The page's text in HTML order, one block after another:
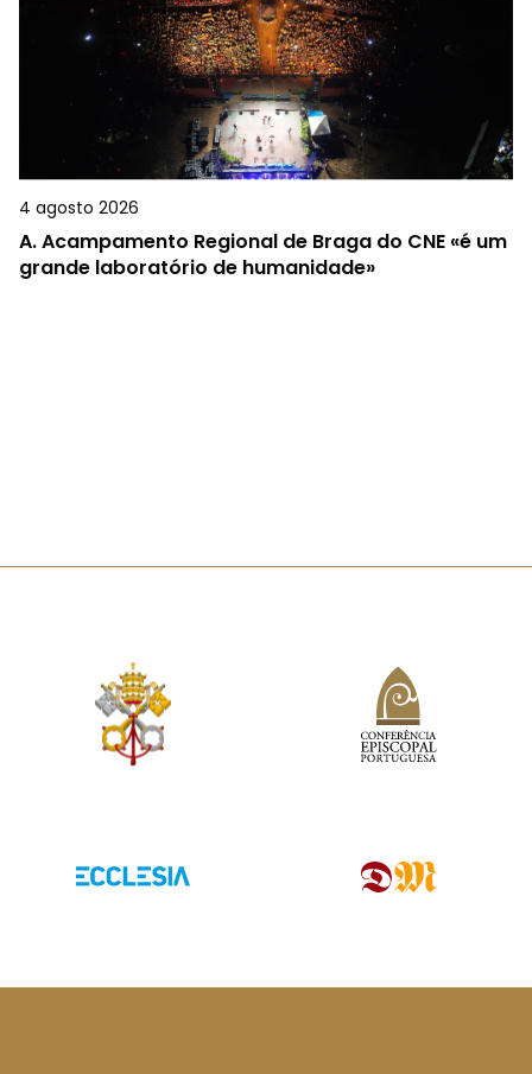
4 agosto 2026
A.Acampamento Regional de Braga do CNE «é um
grande laboratório de humanidade»